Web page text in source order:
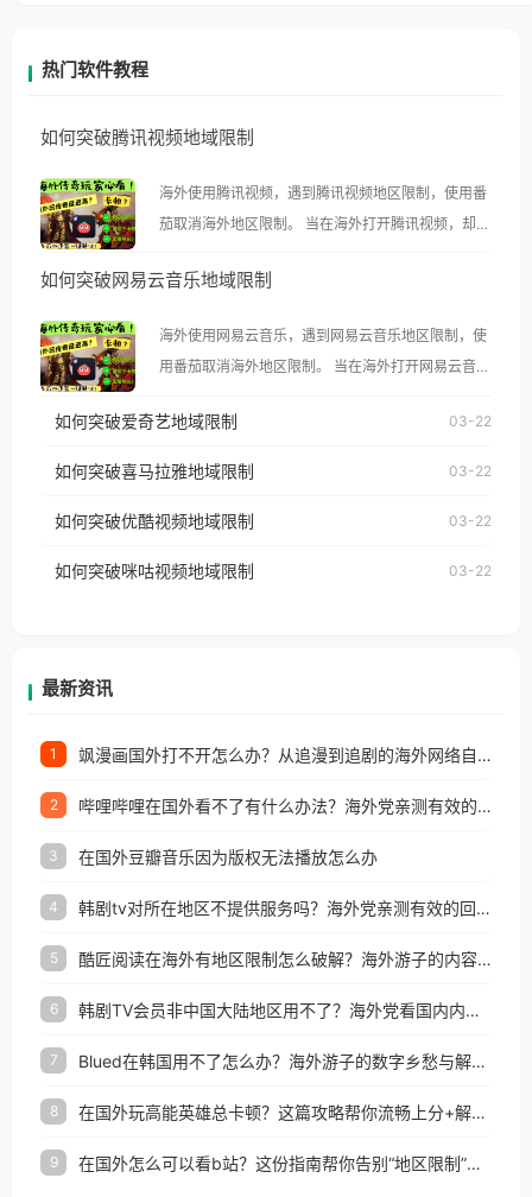
热门软件教程
如何突破腾讯视频地域限制
海外使用腾讯视频，遇到腾讯视频地区限制，使用番
茄取消海外地区限制。 当在海外打开腾讯视频，却突
示语。 海外用户如香港、澳门、台湾、美国、加拿
像其他音乐平台一样，出现地区及版权限制问题，且
仅能在中国大陆地区播放。 遇到这个问题的朋友们，
使用番茄回国加速器，即可解决「海外用户收听腾讯
台湾、美国、加拿大、澳大利亚、欧洲等国家和地区
权限制所困扰。
如何突破网易云音乐地域限制
海外使用网易云音乐，遇到网易云音乐地区限制，使
用番茄取消海外地区限制。 当在海外打开网易云音
播放”的提示语。 海外用户如香港、澳门、台湾、美
国、加拿大、澳大利亚、欧洲等国家和地区时，网易
制问题，且仅能在中国大陆地区播放。 遇到这个问题
户收听网易云音乐地区版权限制」的问题，无论人在
如何突破爱奇艺地域限制 03-22
如何突破喜马拉雅地域限制 03-22
如何突破优酷视频地域限制 03-22
如何突破咪咕视频地域限制 03-22
最新资讯
1 飒漫画国外打不开怎么办？从追漫到追剧的海外网络自由之路
2 哔哩哔哩在国外看不了有什么办法？海外党亲测有效的回国加速解决方案
3 在国外豆瓣音乐因为版权无法播放怎么办
4 韩剧tv对所在地区不提供服务吗？海外党亲测有效的回国加速解决方案
5 酷匠阅读在海外有地区限制怎么破解？海外游子的内容归乡路
6 韩剧TV会员非中国大陆地区用不了？海外党看国内内容的加速器选择指南
7 Blued在韩国用不了怎么办？海外游子的数字乡愁与解决方案
8 在国外玩高能英雄总卡顿？这篇攻略帮你流畅上分+解锁国内影音自由
9 在国外怎么可以看b站？这份指南帮你告别“地区限制”的烦恼